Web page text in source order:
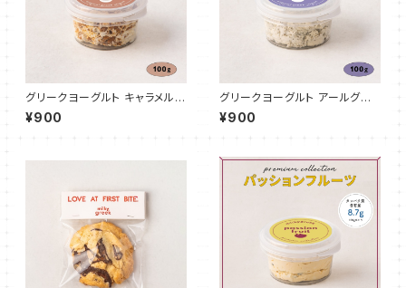
グリークヨーグルト キャラメルビ
スケット 100g
¥900
グリークヨーグルト アールグレ
イ 100g
¥900